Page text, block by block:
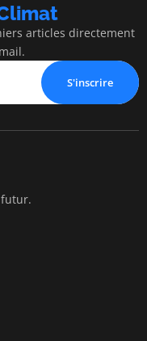
articles directement
S'inscrire
futur.